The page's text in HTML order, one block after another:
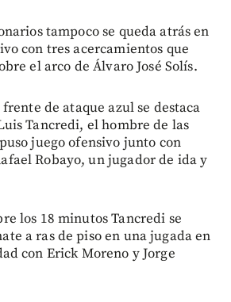
tampoco se queda atrás en
con tres acercamientos que
el arco de Álvaro José Solís.
de ataque azul se destaca
Tancredi, el hombre de las
juego ofensivo junto con
Robayo, un jugador de ida y
los 18 minutos Tancredi se
a ras de piso en una jugada en
con Erick Moreno y Jorge